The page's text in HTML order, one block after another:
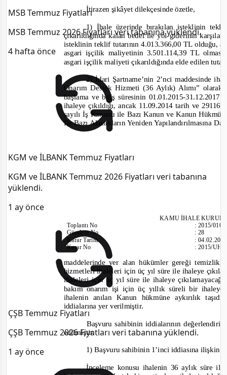
MSB Temmuz Fiyatları
MSB Temmuz 2026 Fiyatları veri tabanına yüklendi.
4 hafta önce
KGM ve İLBANK Temmuz Fiyatları
KGM ve İLBANK Temmuz 2026 Fiyatları veri tabanına
yüklendi.
1 ay önce
ÇŞB Temmuz Fiyatları
ÇŞB Temmuz 2026 Fiyatları veri tabanına yüklendi.
1 ay önce
İtirazen şikâyet dilekçesinde özetle,
1) İhale üzerinde bırakılan isteklinin
çıkarıldığında kalan bedel ile yol giderinin
isteklinin teklif tutarının 4.013.366,00 TL olduğu,
asgari işçilik maliyetinin 3.501.114,39 TL
asgari işçilik maliyeti çıkarıldığında elde edilen
2) İdari Şartname’nin 2’nci maddesinde
Onarım Destek Hizmeti (36 Aylık) Alımı”
başlama ve bitiş süresinin 01.01.2015-31.12.2017
ihaleye çıkıldığı, ancak 11.09.2014 tarih ve 29116
sayılı İş Kanunu ile Bazı Kanun ve Kanun
İle Bazı Alacakların Yeniden Yapılandırılmasına
KAMU İHALE
ToplantıNo
Gündem No
Karar Tarihi
Karar No
:2015/010
:28
:
:2015/
maddelerinde yer alan hükümler gereği
hizmetleri ihaleleri için üç yıl süre ile ihaleye
ihaleleri için üç yıl süre ile ihaleye
bakım onarım işi için üç yıllık süreli bir ihaleye
ihalenin anılan Kanun hükmüne aykırılık
iddialarına yer verilmiştir.
Başvuru sahibinin iddialarının
edilmiştir.
1) Başvuru sahibinin 1’inci iddiasına ilişkin
İnceleme konusu ihalenin 36 aylık süre